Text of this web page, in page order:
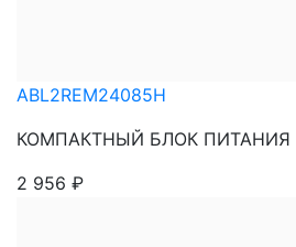
ABL2REM24085H
КОМПАКТНЫЙ БЛОК ПИТАНИЯ
2 956 ₽